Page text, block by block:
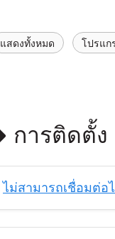
แสดงทั้งหมด โปรแก
การติดตั้ง
ไม่สามารถเชื่อมต่อ